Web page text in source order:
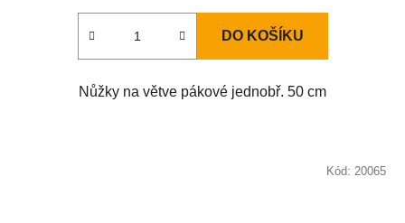
DO KOŠÍKU
Nůžky na větve pákové jednobř. 50 cm
Kód: 20065